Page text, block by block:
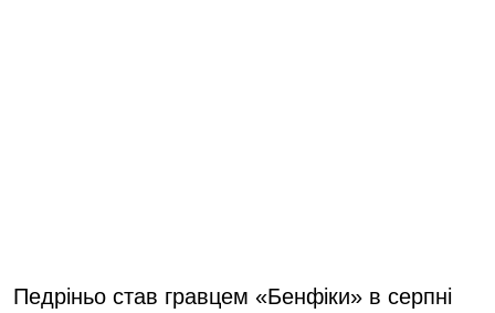
Педріньо став гравцем «Бенфіки» в серпні